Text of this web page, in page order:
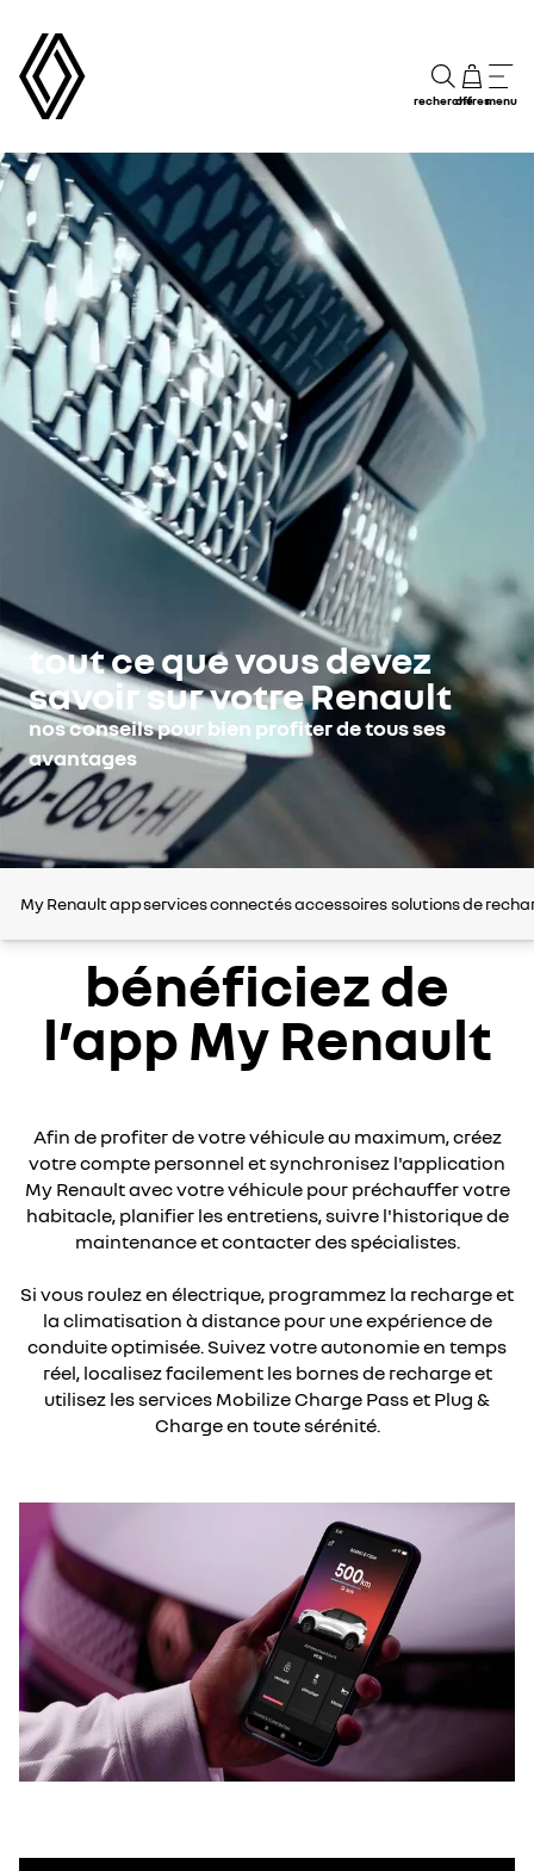
rechercheoffresmenu
tout ce que vous devez
savoir sur votre Renault
nos conseils pour bien profiter de tous ses
avantages
My Renault appservices connectésaccessoiressolutions de
bénéficiez de
l’app My Renault
Afin de profiter de votre véhicule au maximum, créez
votre compte personnel et synchronisez l'application
My Renault avec votre véhicule pour préchauffer votre
habitacle, planifier les entretiens, suivre l'historique de
maintenance et contacter des spécialistes.
Si vous roulez en électrique, programmez la recharge et
la climatisation à distance pour une expérience de
conduite optimisée. Suivez votre autonomie en temps
réel, localisez facilement les bornes de recharge et
utilisez les services Mobilize Charge Pass et Plug &
Charge en toute sérénité.